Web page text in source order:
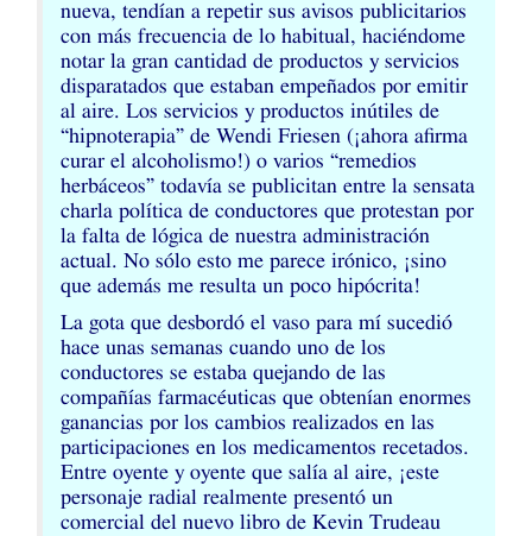
nueva, tendían a repetir sus avisos publicitarios
con más frecuencia de lo habitual, haciéndome
notar la gran cantidad de productos y servicios
disparatados que estaban empeñados por emitir
al aire. Los servicios y productos inútiles de
“hipnoterapia” de Wendi Friesen (¡ahora afirma
curar el alcoholismo!) o varios “remedios
herbáceos” todavía se publicitan entre la sensata
charla política de conductores que protestan por
la falta de lógica de nuestra administración
actual. No sólo esto me parece irónico, ¡sino
que además me resulta un poco hipócrita!
La gota que desbordó el vaso para mí sucedió
hace unas semanas cuando uno de los
conductores se estaba quejando de las
compañías farmacéuticas que obtenían enormes
ganancias por los cambios realizados en las
participaciones en los medicamentos recetados.
Entre oyente y oyente que salía al aire, ¡este
personaje radial realmente presentó un
comercial del nuevo libro de Kevin Trudeau